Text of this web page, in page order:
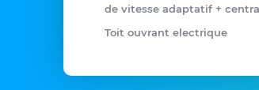
de vitesse adaptatif +
Toit ouvrant electrique